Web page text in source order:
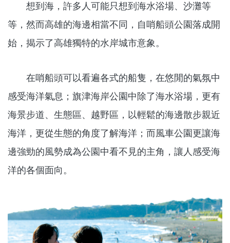
想到海，許多人可能只想到海水浴場、沙灘等
等，然而高雄的海邊相當不同，自哨船頭公園落成開
始，揭示了高雄獨特的水岸城市意象。
在哨船頭可以看遍各式的船隻，在悠閒的氣氛中
感受海洋氣息；旗津海岸公園中除了海水浴場，更有
海景步道、生態區、越野區，以輕鬆的海邊散步親近
海洋，更從生態的角度了解海洋；而風車公園更讓海
邊強勁的風勢成為公園中看不見的主角，讓人感受海
洋的各個面向。